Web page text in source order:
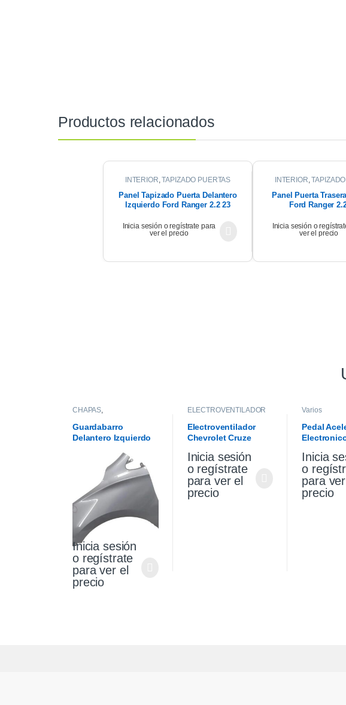
Productos relacionados
INTERIOR ,TAPIZADO PUERTAS
Panel Tapizado Puerta Delantero
Izquierdo Ford Ranger 2.2 23
Inicia sesión o regístrate para
ver el precio
INTERIOR ,
Panel Puerta
Ford Ranger
Inicia sesión o
ver el precio
CHAPAS,
Guardabarro
Delantero Izquierdo
Inicia sesión
o regístrate
para ver el
precio
ELECTROVENTILADOR
Electroventilador
Chevrolet Cruze
Inicia sesión
o regístrate
para ver el
precio
Varios
Pedal
Premier
Inicia
o
para
precio